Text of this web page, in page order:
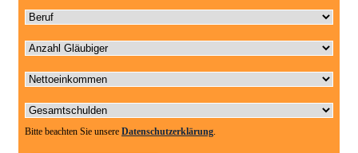
Beruf
Anzahl Gläubiger
Nettoeinkommen
Gesamtschulden
Bitte beachten Sie unsere Datenschutzerklärung.